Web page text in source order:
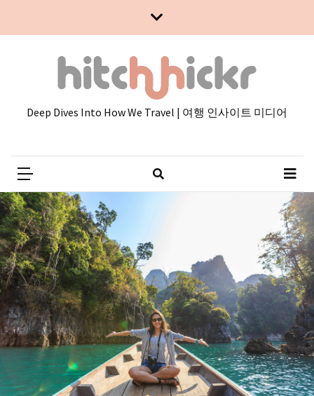
카
테
고
Deep Dives Into How We Travel | 여행 인사이트 미디어